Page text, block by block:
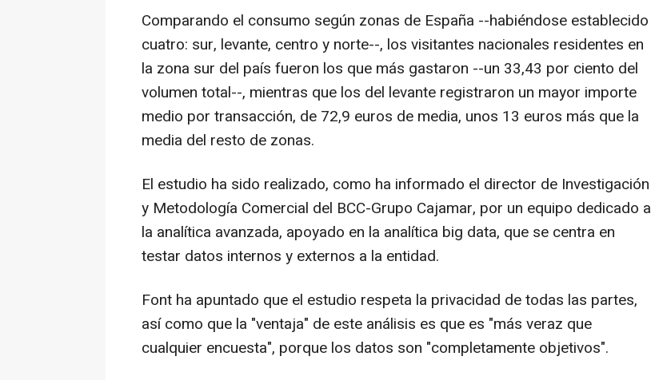
Comparando el consumo según zonas de España --habiéndose establecido
cuatro: sur, levante, centro y norte--, los visitantes nacionales residentes en
la zona sur del país fueron los que más gastaron --un 33,43 por ciento del
volumen total--, mientras que los del levante registraron un mayor importe
medio por transacción, de 72,9 euros de media, unos 13 euros más que la
media del resto de zonas.
El estudio ha sido realizado, como ha informado el director de Investigación
y Metodología Comercial del BCC-Grupo Cajamar, por un equipo dedicado a
la analítica avanzada, apoyado en la analítica big data, que se centra en
testar datos internos y externos a la entidad.
Font ha apuntado que el estudio respeta la privacidad de todas las partes,
así como que la "ventaja" de este análisis es que es "más veraz que
cualquier encuesta", porque los datos son "completamente objetivos".